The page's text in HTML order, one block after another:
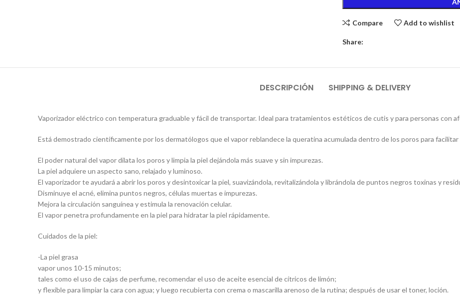
Compare Add to wishlist
Share:
DESCRIPCIÓN SHIPPING & DELIVERY
Vaporizador eléctrico con temperatura graduable y fácil de transportar. Ideal para tratamientos estéticos de cutis y para personas con
Está demostrado científicamente por los dermatólogos que el vapor reblandece la queratina acumulada dentro de los poros para facilitar
El poder natural del vapor dilata los poros y limpia la piel dejándola más suave y sin impurezas.
La piel adquiere un aspecto sano, relajado y luminoso.
El vaporizador te ayudará a abrir los poros y desintoxicar la piel, suavizándola, revitalizándola y librándola de puntos negros toxinas y
Disminuye el acné, elimina puntos negros, células muertas e impurezas.
Mejora la circulación sanguínea y estimula la renovación celular.
El vapor penetra profundamente en la piel para hidratar la piel rápidamente.
Cuidados de la piel:
-La piel grasa
vapor unos 10-15 minutos;
tales como el uso de cajas de perfume, recomendar el uso de aceite esencial de cítricos de limón;
y flexible para limpiar la cara con agua; y luego recubierta con crema o mascarilla arenoso de la rutina; después de usar el toner, loción.